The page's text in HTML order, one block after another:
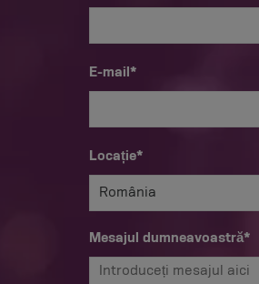
E-mail*
Locație*
România
Mesajul dumneavoastră*